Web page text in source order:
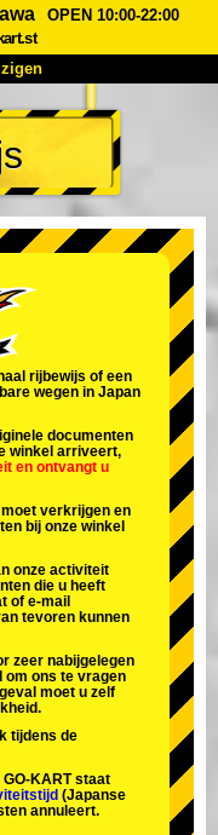
OPEN 10:00-22:00
Prijs
Veelgestelde Vragen
Tokio Baai
Osaka
rijbewijs of een
wegen in Japan
documenten
winkel arriveert,
en ontvangt u
verkrijgen en
bij onze winkel
onze activiteit
die u heeft
of e-mail
tevoren kunnen
zeer nabijgelegen
om ons te vragen
moet u zelf
tijdens de
KART staat
(Japanse
annuleert.